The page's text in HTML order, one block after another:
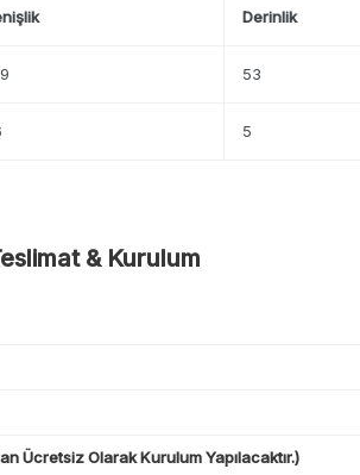
Derinlik
53
5
& Kurulum
Ücretsiz Olarak Kurulum Yapılacaktır.)